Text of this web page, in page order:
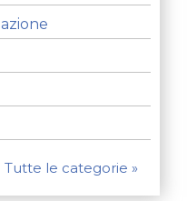
Tutte le categorie »